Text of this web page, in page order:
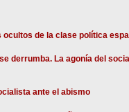
ocultos de la clase política
derrumba. La agonía del
ante el abismo